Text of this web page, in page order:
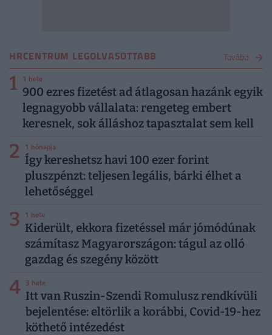
HRCENTRUM LEGOLVASOTTABB Tovább
1 1 hete
900 ezres fizetést ad átlagosan hazánk egyik
legnagyobb vállalata: rengeteg embert
keresnek, sok álláshoz tapasztalat sem kell
2 1 hónapja
Így kereshetsz havi 100 ezer forint
pluszpénzt: teljesen legális, bárki élhet a
lehetőséggel
3 1 hete
Kiderült, ekkora fizetéssel már jómódúnak
számítasz Magyarországon: tágul az olló
gazdag és szegény között
4 3 hete
Itt van Ruszin-Szendi Romulusz rendkívüli
bejelentése: eltörlik a korábbi, Covid-19-hez
köthető intézedést